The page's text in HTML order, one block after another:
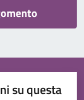
su questa